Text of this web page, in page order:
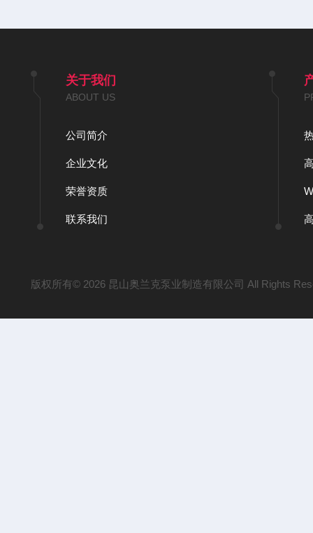
关于我们
ABOUT US
公司简介
企业文化
荣誉资质
联系我们
版权所有© 2026 昆山奥兰克泵业制造有限公司 All Rights